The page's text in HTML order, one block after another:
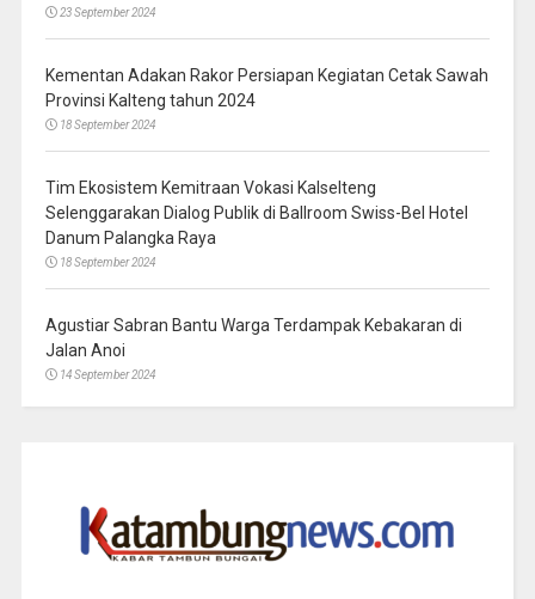
23 September 2024
Kementan Adakan Rakor Persiapan Kegiatan Cetak Sawah
Provinsi Kalteng tahun 2024
18 September 2024
Tim Ekosistem Kemitraan Vokasi Kalselteng
Selenggarakan Dialog Publik di Ballroom Swiss-Bel Hotel
Danum Palangka Raya
18 September 2024
Agustiar Sabran Bantu Warga Terdampak Kebakaran di
Jalan Anoi
14 September 2024